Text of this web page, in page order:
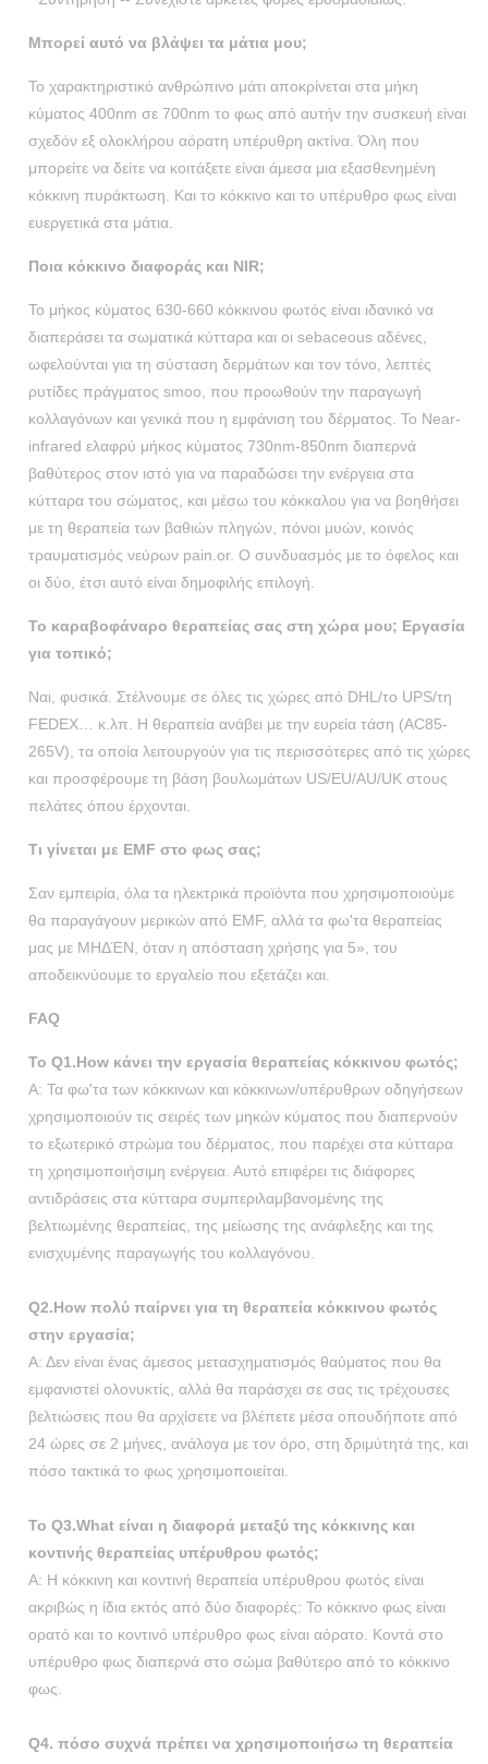
Μπορεί αυτό να βλάψει τα μάτια μου;
Το χαρακτηριστικό ανθρώπινο μάτι αποκρίνεται στα μήκη
κύματος 400nm σε 700nm το φως από αυτήν την συσκευή είναι
σχεδόν εξ ολοκλήρου αόρατη υπέρυθρη ακτίνα. Όλη που
μπορείτε να δείτε να κοιτάξετε είναι άμεσα μια εξασθενημένη
κόκκινη πυράκτωση. Και το κόκκινο και το υπέρυθρο φως είναι
ευεργετικά στα μάτια.
Ποια κόκκινο διαφοράς και NIR;
Το μήκος κύματος 630-660 κόκκινου φωτός είναι ιδανικό να
διαπεράσει τα σωματικά κύτταρα και οι sebaceous αδένες,
ωφελούνται για τη σύσταση δερμάτων και τον τόνο, λεπτές
ρυτίδες πράγματος smoo, που προωθούν την παραγωγή
κολλαγόνων και γενικά που η εμφάνιση του δέρματος. Το Near-
infrared ελαφρύ μήκος κύματος 730nm-850nm διαπερνά
βαθύτερος στον ιστό για να παραδώσει την ενέργεια στα
κύτταρα του σώματος, και μέσω του κόκκαλου για να βοηθήσει
με τη θεραπεία των βαθιών πληγών, πόνοι μυών, κοινός
τραυματισμός νεύρων pain.or. Ο συνδυασμός με το όφελος και
οι δύο, έτσι αυτό είναι δημοφιλής επιλογή.
Το καραβοφάναρο θεραπείας σας στη χώρα μου; Εργασία
για τοπικό;
Ναι, φυσικά. Στέλνουμε σε όλες τις χώρες από DHL/το UPS/τη
FEDEX… κ.λπ. Η θεραπεία ανάβει με την ευρεία τάση (AC85-
265V), τα οποία λειτουργούν για τις περισσότερες από τις χώρες
και προσφέρουμε τη βάση βουλωμάτων US/EU/AU/UK στους
πελάτες όπου έρχονται.
Τι γίνεται με EMF στο φως σας;
Σαν εμπειρία, όλα τα ηλεκτρικά προϊόντα που χρησιμοποιούμε
θα παραγάγουν μερικών από EMF, αλλά τα φω'τα θεραπείας
μας με ΜΗΔΈΝ, όταν η απόσταση χρήσης για 5», του
αποδεικνύουμε το εργαλείο που εξετάζει και.
FAQ
Το Q1.How κάνει την εργασία θεραπείας κόκκινου φωτός;
Α: Τα φω'τα των κόκκινων και κόκκινων/υπέρυθρων οδηγήσεων
χρησιμοποιούν τις σειρές των μηκών κύματος που διαπερνούν
το εξωτερικό στρώμα του δέρματος, που παρέχει στα κύτταρα
τη χρησιμοποιήσιμη ενέργεια. Αυτό επιφέρει τις διάφορες
αντιδράσεις στα κύτταρα συμπεριλαμβανομένης της
βελτιωμένης θεραπείας, της μείωσης της ανάφλεξης και της
ενισχυμένης παραγωγής του κολλαγόνου.
Q2.How πολύ παίρνει για τη θεραπεία κόκκινου φωτός
στην εργασία;
Α: Δεν είναι ένας άμεσος μετασχηματισμός θαύματος που θα
εμφανιστεί ολονυκτίς, αλλά θα παράσχει σε σας τις τρέχουσες
βελτιώσεις που θα αρχίσετε να βλέπετε μέσα οπουδήποτε από
24 ώρες σε 2 μήνες, ανάλογα με τον όρο, στη δριμύτητά της, και
πόσο τακτικά το φως χρησιμοποιείται.
Το Q3.What είναι η διαφορά μεταξύ της κόκκινης και
κοντινής θεραπείας υπέρυθρου φωτός;
Α: Η κόκκινη και κοντινή θεραπεία υπέρυθρου φωτός είναι
ακριβώς η ίδια εκτός από δύο διαφορές: Το κόκκινο φως είναι
ορατό και το κοντινό υπέρυθρο φως είναι αόρατο. Κοντά στο
υπέρυθρο φως διαπερνά στο σώμα βαθύτερο από το κόκκινο
φως.
Q4. πόσο συχνά πρέπει να χρησιμοποιήσω τη θεραπεία